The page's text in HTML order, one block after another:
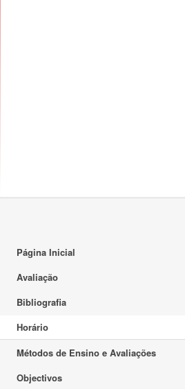
Página Inicial
Avaliação
Bibliografia
Horário
Métodos de Ensino e Avaliações
Objectivos